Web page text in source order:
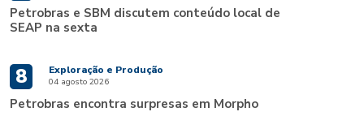
Petrobras e SBM discutem conteúdo local de
SEAP na sexta
8 Exploração e Produção
04 agosto 2026
Petrobras encontra surpresas em Morpho